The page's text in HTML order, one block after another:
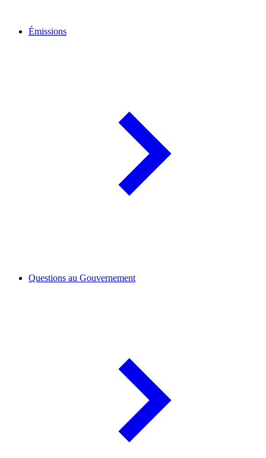
Émissions
Questions au Gouvernement